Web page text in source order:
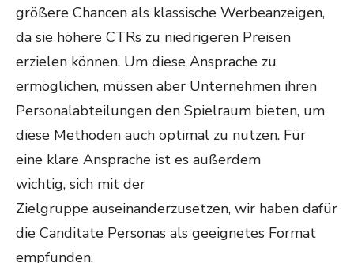
größere Chancen als klassische Werbeanzeigen,
da sie höhere CTRs zu niedrigeren Preisen
erzielen können. Um diese Ansprache zu
ermöglichen, müssen aber Unternehmen ihren
Personalabteilungen den Spielraum bieten, um
diese Methoden auch optimal zu nutzen. Für
eine klare Ansprache ist es außerdem
wichtig, sich mit der
Zielgruppe auseinanderzusetzen, wir haben dafür
die Canditate Personas als geeignetes Format
empfunden.